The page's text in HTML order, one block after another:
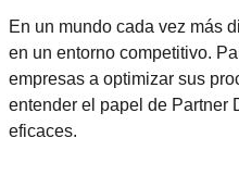
En un mundo cada vez más
en un entorno competitivo.
empresas a optimizar sus
entender el papel de Partner
eficaces.